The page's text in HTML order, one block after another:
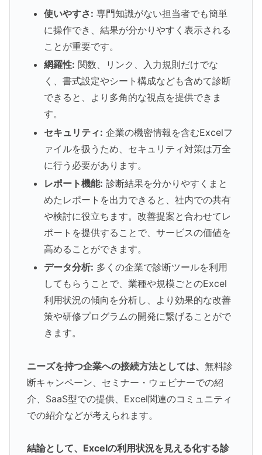
使いやすさ: 専門知識がない担当者でも簡単
に操作でき、結果が分かりやすく表示される
ことが重要です。
網羅性: 関数、リンク、入力規則だけでな
く、書式設定やシート構成なども含めて診断
できると、より多角的な視点を提供できま
す。
セキュリティ: 企業の機密情報を含むExcelフ
ァイルを扱うため、セキュリティ対策は万全
に行う必要があります。
レポート機能: 診断結果を分かりやすくまと
めたレポートを出力できると、社内での共有
や検討に役立ちます。改善提案と合わせてレ
ポートを提供することで、サービスの価値を
高めることができます。
データ分析: 多くの企業で診断ツールを利用
してもらうことで、業種や規模ごとのExcel
利用状況の傾向を分析し、より効果的な改善
策や研修プログラムの開発に繋げることがで
きます。
ニーズを持つ企業への接続方法としては、 無料診
断キャンペーン、セミナー・ウェビナーでの紹
介、SaaS型での提供、Excel関連のコミュニティ
での紹介などが考えられます。
結論として、Excelの利用状況を見える化する診